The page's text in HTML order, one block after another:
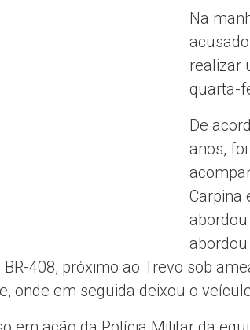
Na
realizar
quarta-
De
anos,
Carpina
408, próximo ao Trevo sob
onde em seguida deixou o